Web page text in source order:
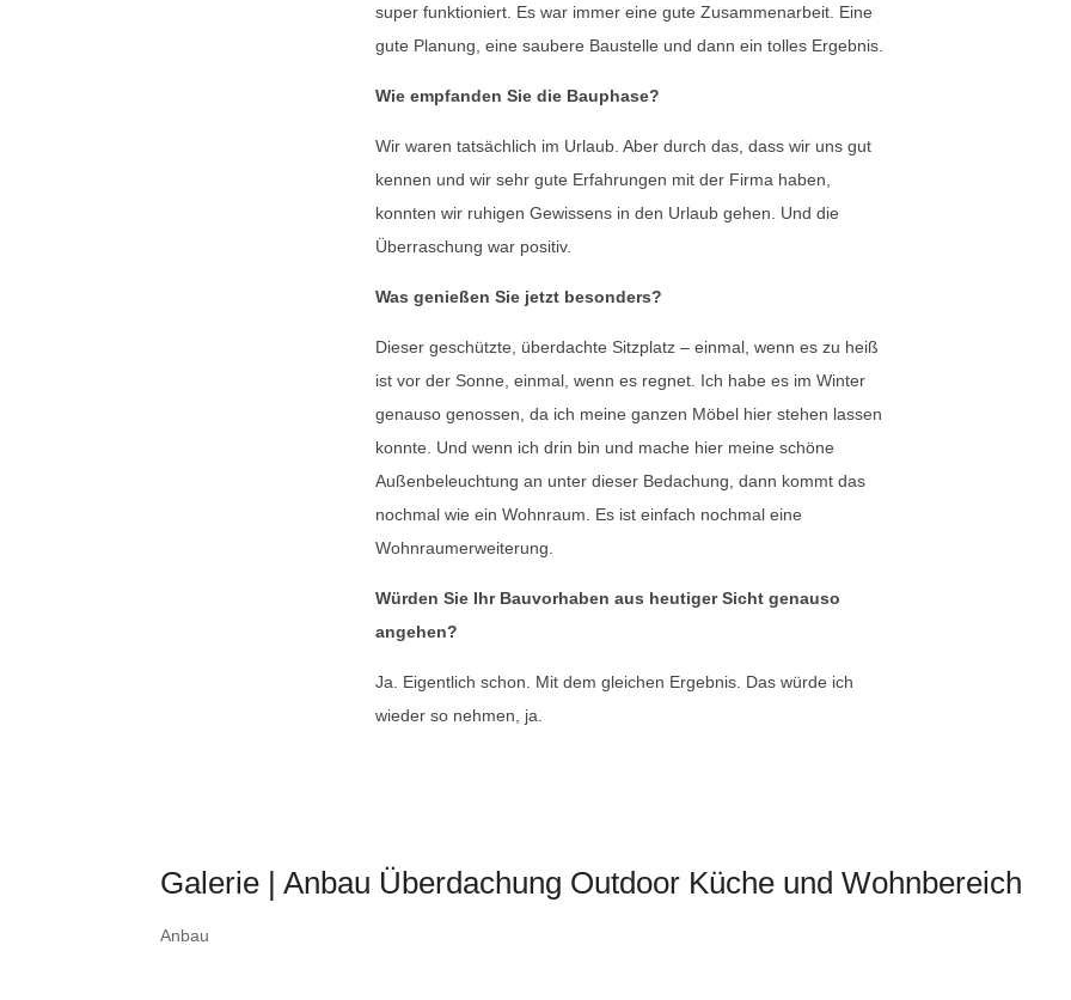
super funktioniert. Es war immer eine gute Zusammenarbeit. Eine
gute Planung, eine saubere Baustelle und dann ein tolles Ergebnis.
Wie empfanden Sie die Bauphase?
Wir waren tatsächlich im Urlaub. Aber durch das, dass wir uns gut
kennen und wir sehr gute Erfahrungen mit der Firma haben,
konnten wir ruhigen Gewissens in den Urlaub gehen. Und die
Überraschung war positiv.
Was genießen Sie jetzt besonders?
Dieser geschützte, überdachte Sitzplatz – einmal, wenn es zu heiß
ist vor der Sonne, einmal, wenn es regnet. Ich habe es im Winter
genauso genossen, da ich meine ganzen Möbel hier stehen lassen
konnte. Und wenn ich drin bin und mache hier meine schöne
Außenbeleuchtung an unter dieser Bedachung, dann kommt das
nochmal wie ein Wohnraum. Es ist einfach nochmal eine
Wohnraumerweiterung.
Würden Sie Ihr Bauvorhaben aus heutiger Sicht genauso
angehen?
Ja. Eigentlich schon. Mit dem gleichen Ergebnis. Das würde ich
wieder so nehmen, ja.
Galerie | Anbau Überdachung Outdoor Küche und Wohnbereich
Anbau